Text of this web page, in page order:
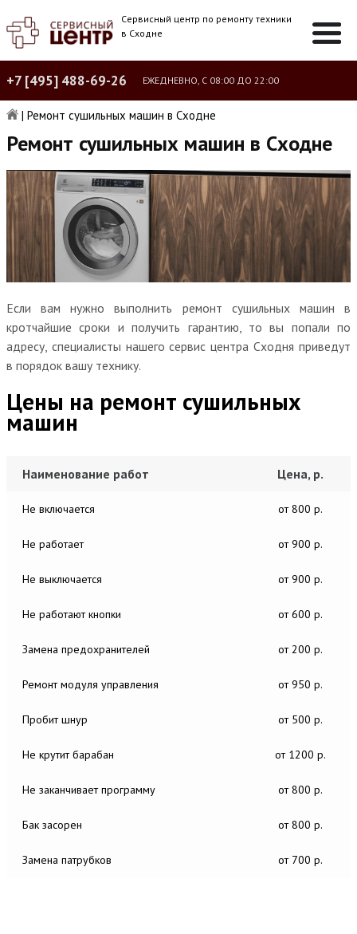
Сервисный центр по ремонту техники
в Сходне
+7 [495] 488-69-26 ЕЖЕДНЕВНО, С 08:00 ДО 22:00
| Ремонт сушильных машин в Сходне
Ремонт сушильных машин в Сходне
Если вам нужно выполнить ремонт сушильных машин в
кротчайшие сроки и получить гарантию, то вы попали по
адресу, специалисты нашего сервис центра Сходня приведут
в порядок вашу технику.
Цены на ремонт сушильных
машин
Наименование работ Цена, р.
Не включается от 800 р.
Не работает от 900 р.
Не выключается от 900 р.
Не работают кнопки от 600 р.
Замена предохранителей от 200 р.
Ремонт модуля управления от 950 р.
Пробит шнур от 500 р.
Не крутит барабан от 1200 р.
Не заканчивает программу от 800 р.
Бак засорен от 800 р.
Замена патрубков от 700 р.